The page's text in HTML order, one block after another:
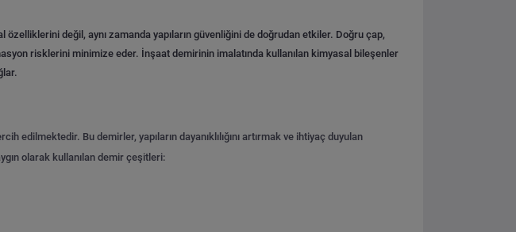
değil, aynı zamanda yapıların güvenliğini de doğrudan etkiler. Doğru çap,
risklerini minimize eder. İnşaat demirinin imalatında kullanılan kimyasal bileşenler
Bu demirler, yapıların dayanıklılığını artırmak ve ihtiyaç duyulan
olarak kullanılan demir çeşitleri: